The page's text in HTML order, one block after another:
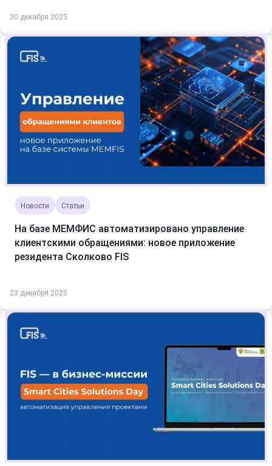
30 декабря 2025
Новости Статьи
На базе МЕМФИС автоматизировано управление
клиентскими обращениями: новое приложение
резидента Сколково FIS
23 декабря 2025